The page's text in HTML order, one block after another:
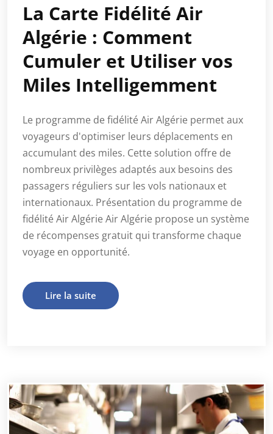
La Carte Fidélité Air
Algérie : Comment
Cumuler et Utiliser vos
Miles Intelligemment
Le programme de fidélité Air Algérie permet aux
voyageurs d'optimiser leurs déplacements en
accumulant des miles. Cette solution offre de
nombreux privilèges adaptés aux besoins des
passagers réguliers sur les vols nationaux et
internationaux. Présentation du programme de
fidélité Air Algérie Air Algérie propose un système
de récompenses gratuit qui transforme chaque
voyage en opportunité.
Lire la suite